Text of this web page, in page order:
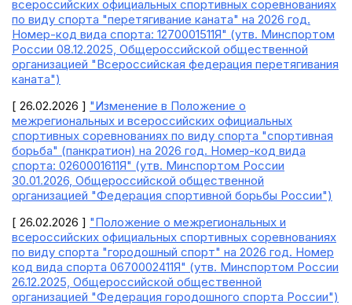
всероссийских официальных спортивных соревнованиях
по виду спорта "перетягивание каната" на 2026 год.
Номер-код вида спорта: 1270001511Я" (утв. Минспортом
России 08.12.2025, Общероссийской общественной
организацией "Всероссийская федерация перетягивания
каната")
[ 26.02.2026 ] "Изменение в Положение о
межрегиональных и всероссийских официальных
спортивных соревнованиях по виду спорта "спортивная
борьба" (панкратион) на 2026 год. Номер-код вида
спорта: 0260001611Я" (утв. Минспортом России
30.01.2026, Общероссийской общественной
организацией "Федерация спортивной борьбы России")
[ 26.02.2026 ] "Положение о межрегиональных и
всероссийских официальных спортивных соревнованиях
по виду спорта "городошный спорт" на 2026 год. Номер
код вида спорта 0670002411Я" (утв. Минспортом России
26.12.2025, Общероссийской общественной
организацией "Федерация городошного спорта России")